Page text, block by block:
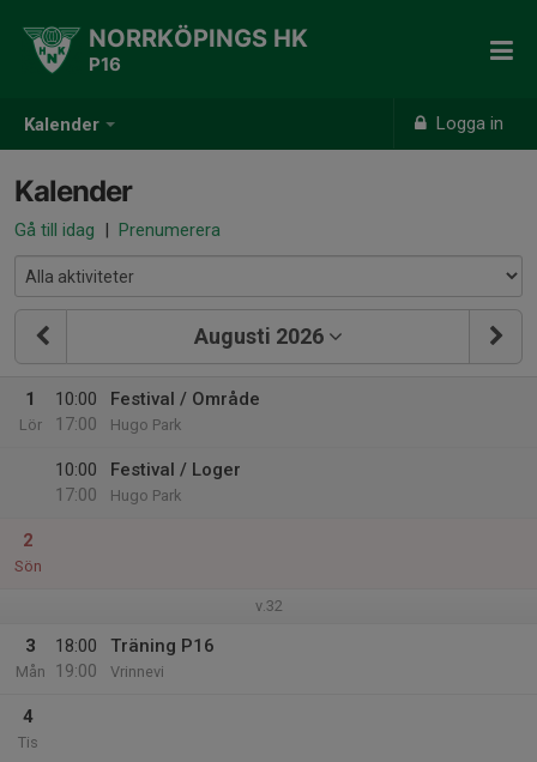
Kalender Logga in
NORRKÖPINGS HK
P16
Kalender
Gå till idag | Prenumerera
Augusti 2026
1
Lör
10:00
17:00
Festival / Område
Hugo Park
10:00
17:00
Festival / Loger
Hugo Park
2
Sön
v.32
3
Mån
18:00
19:00
Träning P16
Vrinnevi
4
Tis